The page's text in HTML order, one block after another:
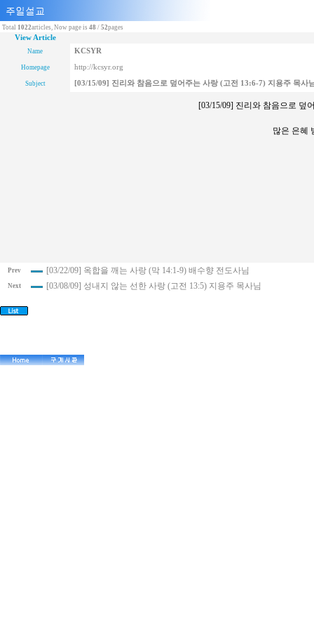
Total 1022articles, Now page is 48 / 52pages
View Article
Name KCSYR
Homepage http://kcsyr.org
Subject [03/15/09] 진리와 참음으로 덮어주는 사랑 (고전 13:6-7) 지용주 목사
[03/15/09] 진리와 참음으로 덮
많은 은혜
Prev [03/22/09] 옥합을 깨는 사랑 (막 14:1-9) 배수향 전도사님
Next [03/08/09] 성내지 않는 선한 사랑 (고전 13:5) 지용주 목사님